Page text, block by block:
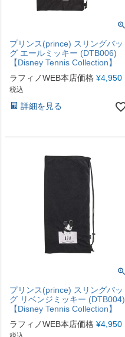
プリンス(prince) スリングバッ
グ エールミッキー (DTB006)
【Disney Tennis Collection】
ラフィノWEB本店価格 ¥4,950
税込
詳細を見る
プリンス(prince) スリングバッ
グ リベンジミッキー (DTB004)
【Disney Tennis Collection】
ラフィノWEB本店価格 ¥4,950